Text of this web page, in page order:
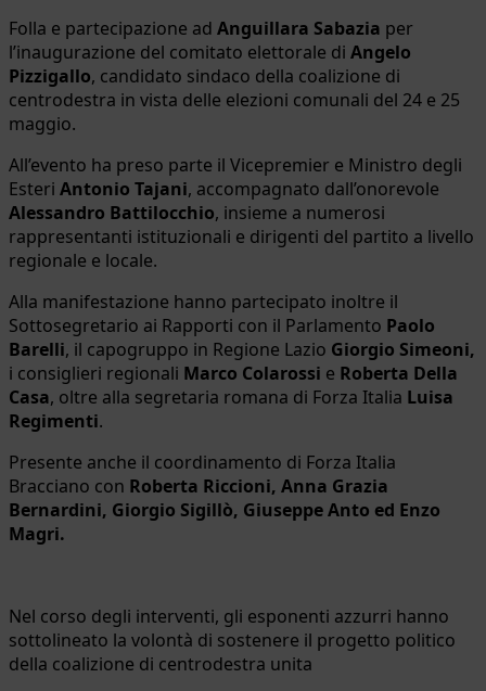
Folla e partecipazione ad Anguillara Sabazia per
l’inaugurazione del comitato elettorale di Angelo
Pizzigallo, candidato sindaco della coalizione di
centrodestra in vista delle elezioni comunali del 24 e 25
maggio.
All’evento ha preso parte il Vicepremier e Ministro degli
Esteri Antonio Tajani, accompagnato dall’onorevole
Alessandro Battilocchio, insieme a numerosi
rappresentanti istituzionali e dirigenti del partito a livello
regionale e locale.
Alla manifestazione hanno partecipato inoltre il
Sottosegretario ai Rapporti con il Parlamento Paolo
Barelli, il capogruppo in Regione Lazio Giorgio Simeoni,
i consiglieri regionali Marco Colarossi e Roberta Della
Casa, oltre alla segretaria romana di Forza Italia Luisa
Regimenti.
Presente anche il coordinamento di Forza Italia
Bracciano con Roberta Riccioni, Anna Grazia
Bernardini, Giorgio Sigillò, Giuseppe Anto ed Enzo
Magri.
Nel corso degli interventi, gli esponenti azzurri hanno
sottolineato la volontà di sostenere il progetto politico
della coalizione di centrodestra unita